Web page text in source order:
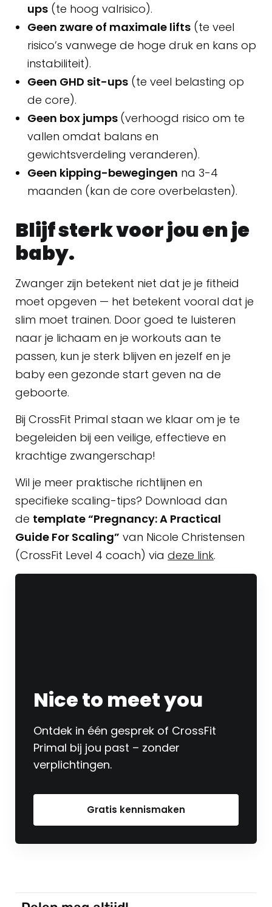
ups (te hoog valrisico).
Geen zware of maximale lifts (te veel
risico’s vanwege de hoge druk en kans op
instabiliteit).
Geen GHD sit-ups (te veel belasting op
de core).
Geen box jumps (verhoogd risico om te
vallen omdat balans en
gewichtsverdeling veranderen).
Geen kipping-bewegingen na 3-4
maanden (kan de core overbelasten).
Blijf sterk voor jou en je
baby.
Zwanger zijn betekent niet dat je je fitheid
moet opgeven — het betekent vooral dat je
slim moet trainen. Door goed te luisteren
naar je lichaam en je workouts aan te
passen, kun je sterk blijven en jezelf en je
baby een gezonde start geven na de
geboorte.
Bij CrossFit Primal staan we klaar om je te
begeleiden bij een veilige, effectieve en
krachtige zwangerschap!
Wil je meer praktische richtlijnen en
specifieke scaling-tips? Download dan
de template “Pregnancy: A Practical
Guide For Scaling” van Nicole Christensen
(CrossFit Level 4 coach) via deze link.
Nice to meet you
Ontdek in één gesprek of CrossFit
Primal bij jou past – zonder
verplichtingen.
Gratis kennismaken